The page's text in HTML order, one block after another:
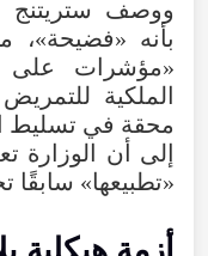
ووصف ستريتنج
بأنه
«مؤشرات على
محقة في تسليط
إلى أن الوزارة
«تطبيعها»